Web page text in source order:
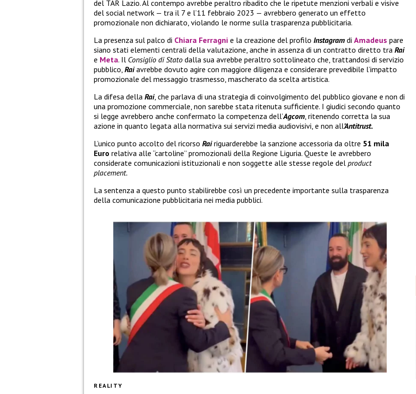
del TAR Lazio. Al contempo avrebbe peraltro ribadito che le ripetute menzioni verbali e visive
del social network — tra il 7 e l’11 febbraio 2023 — avrebbero generato un effetto
promozionale non dichiarato, violando le norme sulla trasparenza pubblicitaria.
La presenza sul palco di Chiara Ferragni e la creazione del profilo Instagram di Amadeus pare
siano stati elementi centrali della valutazione, anche in assenza di un contratto diretto tra Rai
e Meta. Il Consiglio di Stato dalla sua avrebbe peraltro sottolineato che, trattandosi di servizio
pubblico, Raiavrebbe dovuto agire con maggiore diligenza e considerare prevedibile l’impatto
promozionale del messaggio trasmesso, mascherato da scelta artistica.
La difesa della Rai, che parlava di una strategia di coinvolgimento del pubblico giovane e non di
una promozione commerciale, non sarebbe stata ritenuta sufficiente. I giudici secondo quanto
si legge avrebbero anche confermato la competenza dell’Agcom, ritenendo corretta la sua
azione in quanto legata alla normativa sui servizi media audiovisivi, e non all’Antitrust.
L’unico punto accolto del ricorso Rairiguarderebbe la sanzione accessoria da oltre 51 mila
Euro relativa alle “cartoline” promozionali della Regione Liguria. Queste le avrebbero
considerate comunicazioni istituzionali e non soggette alle stesse regole del product
placement.
La sentenza a questo punto stabilirebbe così un precedente importante sulla trasparenza
della comunicazione pubblicitaria nei media pubblici.
REALITY